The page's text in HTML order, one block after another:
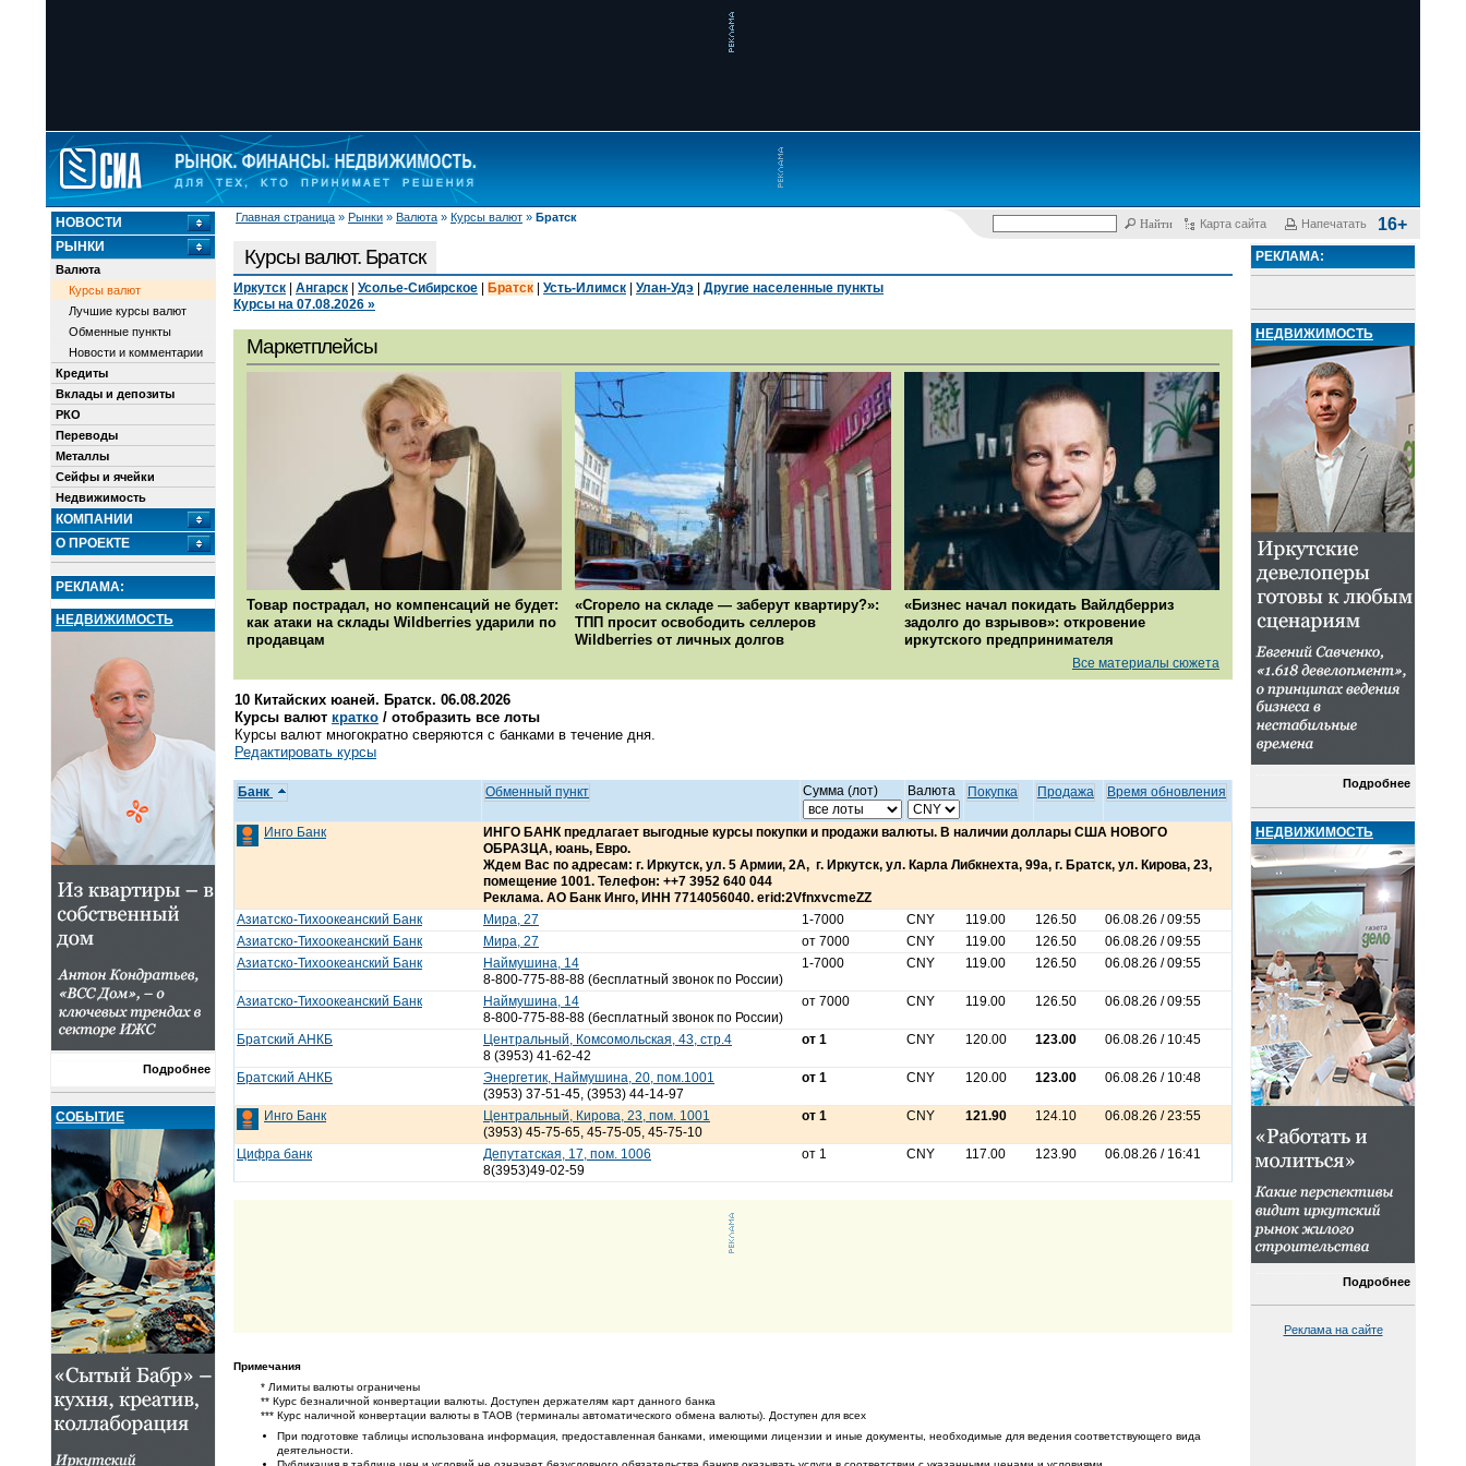
Главная страница » Рынки » Валюта » Курсы валют » Братск
Карта сайта Напечатать 16+
НОВОСТИ
РЫНКИ
Валюта
Курсы валют
Лучшие курсы валют
Обменные пункты
Новости и комментарии
Кредиты
Вклады и депозиты
РКО
Переводы
Металлы
Сейфы и ячейки
Недвижимость
КОМПАНИИ
О ПРОЕКТЕ
РЕКЛАМА:
НЕДВИЖИМОСТЬ
Подробнее
СОБЫТИЕ
Курсы валют. Братск
Иркутск Ангарск Усолье-Сибирское Братск Усть-Илимск Улан-Удэ
Другие населенные пункты
Курсы на 07.08.2026 »
Маркетплейсы
Товар пострадал, но компенсаций не будет:
как атаки на склады Wildberries ударили по
продавцам
«Сгорело на складе — заберут квартиру?»:
ТПП просит освободить селлеров
Wildberries от личных долгов
«Бизнес начал покидать Вайлдберриз
задолго до взрывов»: откровение
иркутского предпринимателя
Все материалы сюжета
10 Китайских юаней. Братск. 06.08.2026
Курсы валют кратко / отобразить все лоты
Курсы валют многократно сверяются с банками в течение дня.
Редактировать курсы
Банк Обменный пункт Сумма (лот) Валюта Покупка Продажа Время обновления
Инго Банк
ИНГО БАНК предлагает выгодные курсы покупки и продажи валюты. В наличии доллары США НОВОГО
ОБРАЗЦА, юань, Евро.
Ждем Вас по адресам: г. Иркутск, ул. 5 Армии, 2А, г. Иркутск, ул. Карла Либкнехта, 99а, г. Братск, ул. Кирова, 23,
помещение 1001. Телефон: ++7 3952 640 044
Реклама. АО Банк Инго, ИНН 7714056040. erid:2VfnxvcmeZZ
Азиатско-Тихоокеанский Банк
Мира, 27 1-7000 CNY 119.00 126.50
06.08.26 / 09:55
Азиатско-Тихоокеанский Банк
Мира, 27 от 7000 CNY 119.00 126.50
06.08.26 / 09:55
Азиатско-Тихоокеанский Банк
Наймушина, 14
8-800-775-88-88 (бесплатный звонок по России)
1-7000 CNY 119.00 126.50 06.08.26 / 09:55
Азиатско-Тихоокеанский Банк
Наймушина, 14
8-800-775-88-88 (бесплатный звонок по России)
от 7000 CNY 119.00 126.50 06.08.26 / 09:55
Братский АНКБ
Центральный, Комсомольская, 43, стр.4
8 (3953) 41-62-42
от 1 CNY 120.00 123.00 06.08.26 / 10:45
Братский АНКБ
Энергетик, Наймушина, 20, пом.1001
(3953) 37-51-45, (3953) 44-14-97
от 1 CNY 120.00 123.00 06.08.26 / 10:48
Инго Банк
Центральный, Кирова, 23, пом. 1001
(3953) 45-75-65, 45-75-05, 45-75-10
от 1 CNY 121.90 124.10 06.08.26 / 23:55
Цифра банк
Депутатская, 17, пом. 1006
8(3953)49-02-59
от 1 CNY 117.00 123.90 06.08.26 / 16:41
Примечания
* Лимиты валюты ограничены
** Курс безналичной конвертации валюты. Доступен держателям карт данного банка
*** Курс наличной конвертации валюты в ТАОВ (терминалы автоматического обмена валюты). Доступен для всех
При подготовке таблицы использована информация, предоставленная банками, имеющими лицензии и иные документы, необходимые для ведения соответствующего вида
деятельности.
РЕКЛАМА:
НЕДВИЖИМОСТЬ
Подробнее
НЕДВИЖИМОСТЬ
Подробнее
Реклама на сайте